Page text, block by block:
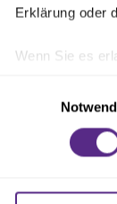
Erklärung oder
Wenn Sie es
Ihr Gerät
Erfahren Sie
Einzelheiten
Wir verwenden